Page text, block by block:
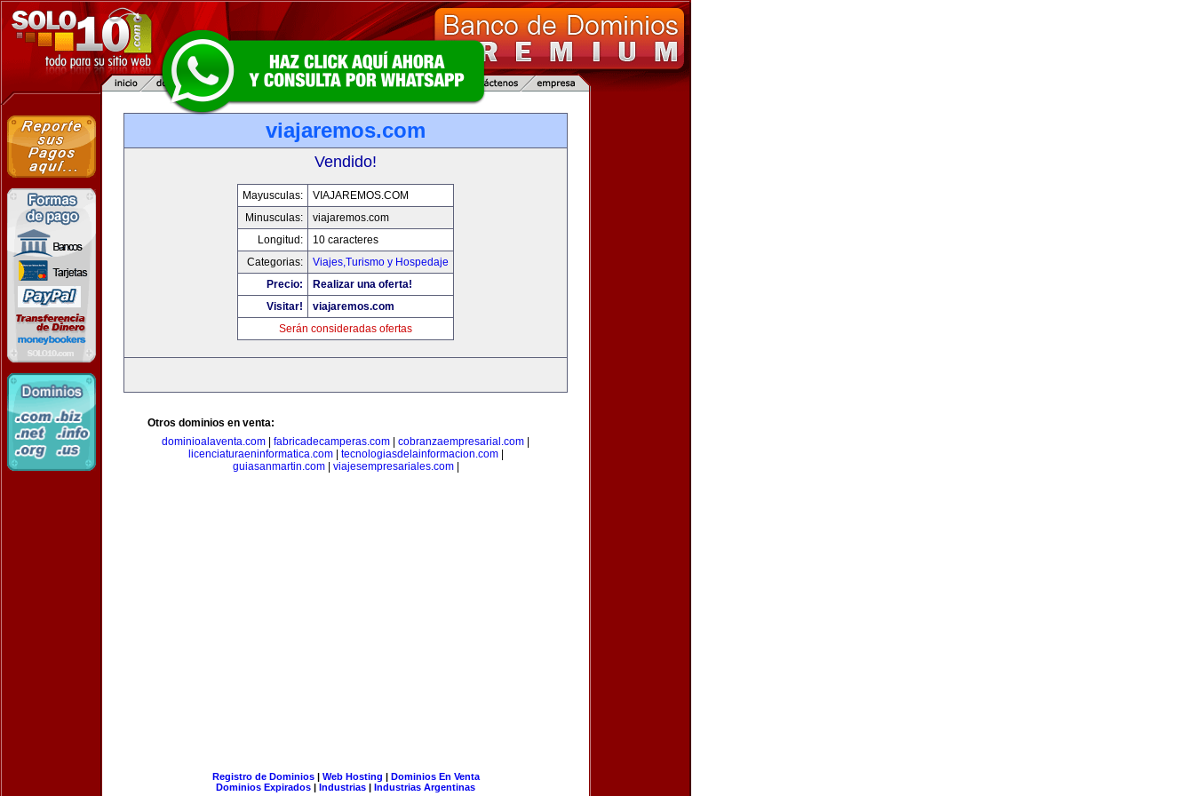
viajaremos.com
Vendido!
Mayusculas:
VIAJAREMOS.COM
Minusculas:
viajaremos.com
Longitud:
10 caracteres
Categorias:
Viajes,Turismo y Hospedaje
Precio:
Realizar una oferta!
Visitar!
viajaremos.com
Serán consideradas ofertas
Otros dominios en venta:
dominioalaventa.com
fabricadecamperas.com cobranzaempresarial.com
licenciaturaeninformatica.com| tecnologiasdelainformacion.com|
guiasanmartin.com| viajesempresariales.com|
Registro de Dominios| Web Hosting | Dominios En Venta
Dominios Expirados | Industrias | Industrias Argentinas